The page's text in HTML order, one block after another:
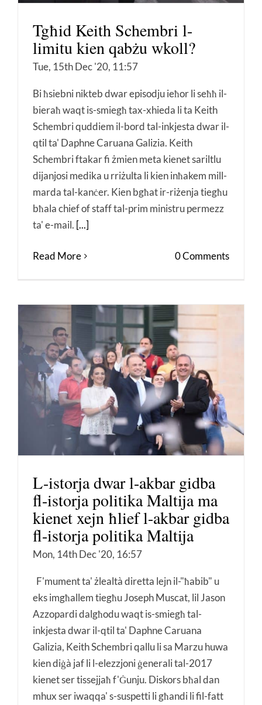
Tgħid Keith Schembri l-
limitu kien qabżu wkoll?
Tue, 15th Dec '20, 11:57
Bi ħsiebni nikteb dwar episodju ieħor li seħħ il-
bieraħ waqt is-smiegħ tax-xhieda li ta Keith
Schembri quddiem il-bord tal-inkjesta dwar il-
qtil ta' Daphne Caruana Galizia. Keith
Schembri ftakar fi żmien meta kienet sariltlu
dijanjosi medika u rriżulta li kien inħakem mill-
marda tal-kanċer. Kien bgħat ir-riżenja tiegħu
bħala chief of staff tal-prim ministru permezz
ta' e-mail. [...]
Read More 0 Comments
L-istorja dwar l-akbar gidba
fl-istorja politika Maltija ma
kienet xejn ħlief l-akbar gidba
fl-istorja politika Maltija
Mon, 14th Dec '20, 16:57
F'mument ta' żlealtà diretta lejn il-"ħabib" u
eks imgħallem tiegħu Joseph Muscat, lil Jason
Azzopardi dalgħodu waqt is-smiegħ tal-
inkjesta dwar il-qtil ta' Daphne Caruana
Galizia, Keith Schembri qallu li sa Marzu huwa
kien diġà jaf li l-elezzjoni ġenerali tal-2017
kienet ser tissejjaħ f'Ġunju. Diskors bħal dan
mhux ser iwaqqa' s-suspetti li għandi li fil-fatt